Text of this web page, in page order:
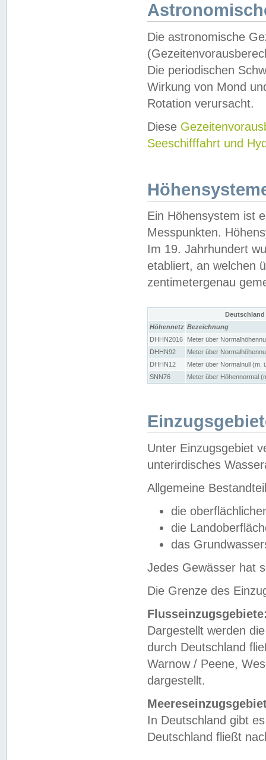
Die astronomische
Die periodischen
Wirkung von Mond
Rotation verursacht.
Diese
Seeschifffahrt und
Ein Höhensystem ist
Messpunkten.
Im 19. Jahrhundert
etabliert, an welchen
zentimetergenau
Höhennetz Bezeichnung
DHHN2016
Meter über
DHHN92
Meter über
DHHN12
Meter über Normalnull (m.
SNN76
Meter über Höhennormal
Unter Einzugsgebiet
unterirdisches
Allgemeine
die
die
das
Jedes Gewässer hat
Die Grenze des
Dargestellt werden
durch Deutschland
Warnow / Peene,
dargestellt.
In Deutschland gibt
Deutschland fließt